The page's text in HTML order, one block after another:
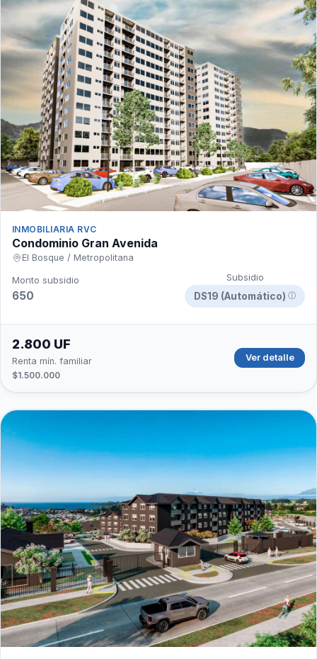
INMOBILIARIA RVC
Condominio Gran Avenida
El Bosque / Metropolitana
Monto subsidio
650
Subsidio
DS19 (Automático) ⓘ
2.800 UF
Renta mín. familiar
$1.500.000
Ver detalle